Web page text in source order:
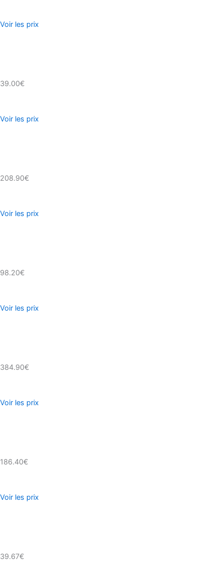
Voir les prix
39.00€
Voir les prix
208.90€
Voir les prix
98.20€
Voir les prix
384.90€
Voir les prix
186.40€
Voir les prix
39.67€